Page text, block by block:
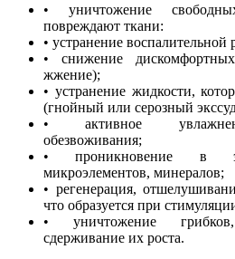
• уничтожение
повреждают ткани:
• устранение воспалительной
• снижение
жжение);
• устранение жидкости,
(гнойный или серозный
• активное
обезвоживания;
• проникновение в
микроэлементов, минералов;
• регенерация,
что образуется при
• уничтожение
сдерживание их роста.